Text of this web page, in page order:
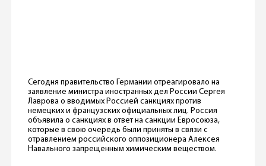
Сегодня правительство Германии отреагировало на
заявление министра иностранных дел России Сергея
Лаврова о вводимых Россией санкциях против
немецких и французских официальных лиц. Россия
объявила о санкциях в ответ на санкции Евросоюза,
которые в свою очередь были приняты в связи с
отравлением российского оппозиционера Алексея
Навального запрещенным химическим веществом.